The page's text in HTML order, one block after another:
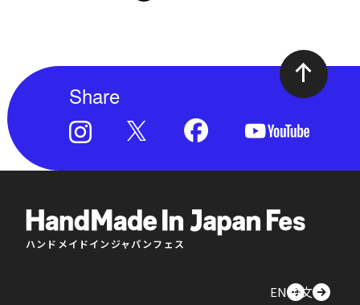
Share
ハンドメイドインジャパンフェス
EN中文